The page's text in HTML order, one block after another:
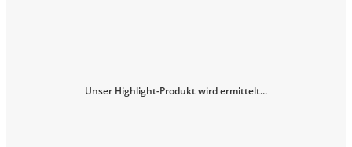
Unser Highlight-Produkt wird ermittelt...